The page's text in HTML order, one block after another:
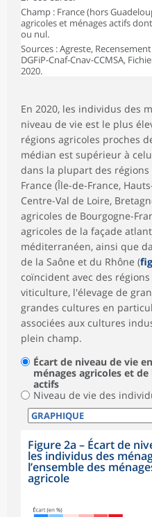
Champ : France (hors
agricoles et ménages actifs
ou nul.
Sources : Agreste,
DGFiP-Cnaf-Cnav-CCMSA,
2020.
En 2020, les individus des
niveau de vie est le plus
régions agricoles proches
médian est supérieur à
dans la plupart des
France (Île-de-France,
Centre-Val de Loire,
agricoles de Bourgogne-
agricoles de la façade
méditerranéen, ainsi que
de la Saône et du Rhône (
coïncident avec des
viticulture, l'élevage de
grandes cultures en
associées aux cultures
plein champ.
Écart de niveau de vie
ménages agricoles et de
actifs
Niveau de vie des
Figure 2a – Écart de
les individus des
l’ensemble des
agricole